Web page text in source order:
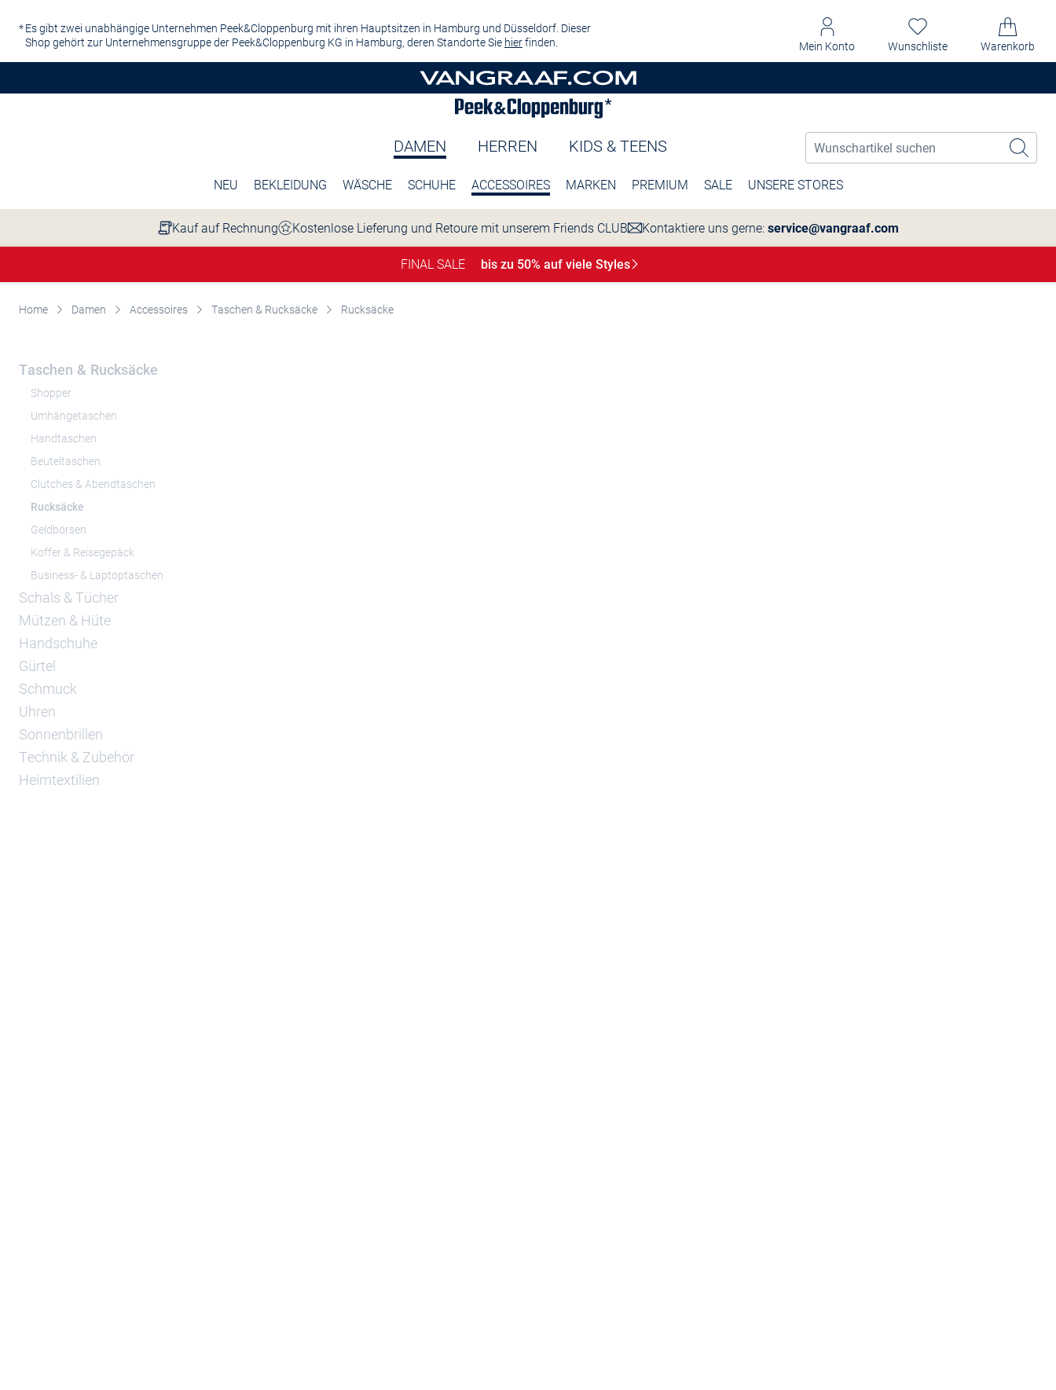
Es gibt zwei unabhängige Unternehmen Peek&Cloppenburg mit ihren Hauptsitzen in Hamburg und Düsseldorf. Dieser
Shop gehört zur Unternehmensgruppe der Peek&Cloppenburg KG in Hamburg, deren Standorte Sie hierfinden. Mein Konto Wunschliste Warenkorb
DAMEN HERREN KIDS & TEENS
NEU BEKLEIDUNG WÄSCHE SCHUHE ACCESSOIRES MARKEN PREMIUM SALE UNSERE STORES
Kauf auf Rechnung Kostenlose Lieferung und Retoure mit unserem Friends CLUB Kontaktiere uns gerne: service@vangraaf.com
FINAL SALE bis zu 50% auf viele Styles
Home Damen Accessoires Taschen & Rucksäcke Rucksäcke
Taschen & Rucksäcke
Shopper
Umhängetaschen
Handtaschen
Beuteltaschen
Clutches & Abendtaschen
Rucksäcke
Geldbörsen
Koffer & Reisegepäck
Business- & Laptoptaschen
Schals & Tücher
Mützen & Hüte
Handschuhe
Gürtel
Schmuck
Uhren
Sonnenbrillen
Technik & Zubehör
Heimtextilien